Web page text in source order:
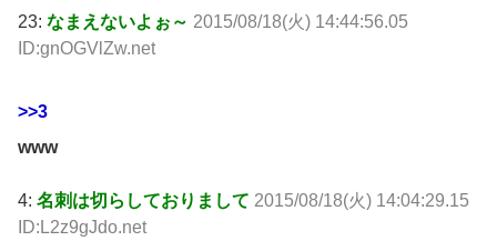
23: なまえないよぉ～ 2015/08/18(火) 14:44:56.05
ID:gnOGVlZw.net
>>3
www
4: 名刺は切らしておりまして 2015/08/18(火) 14:04:29.15
ID:L2z9gJdo.net